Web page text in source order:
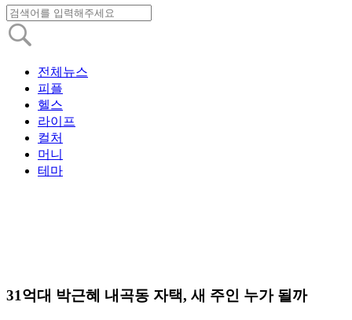
전체뉴스
피플
헬스
라이프
컬처
머니
테마
31억대 박근혜 내곡동 자택, 새 주인 누가 될까